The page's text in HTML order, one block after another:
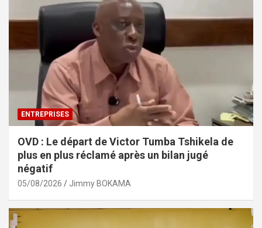
ENTREPRISES
OVD : Le départ de Victor Tumba Tshikela de
plus en plus réclamé après un bilan jugé
négatif
05/08/2026 Jimmy BOKAMA